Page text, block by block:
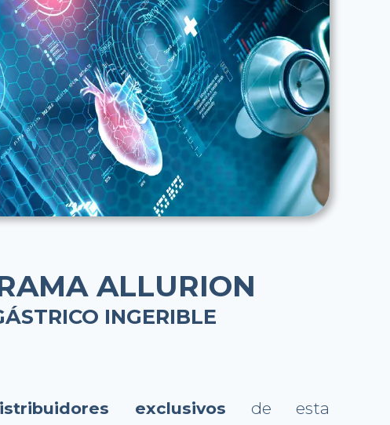
ALLURION
INGERIBLE
exclusivos de esta